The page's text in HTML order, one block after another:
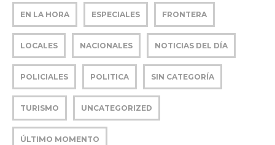
EN LA HORA ESPECIALES FRONTERA
LOCALES NACIONALES NOTICIAS DEL DÍA
POLICIALES POLITICA SIN CATEGORÍA
TURISMO UNCATEGORIZED
ÚLTIMO MOMENTO